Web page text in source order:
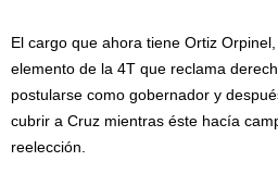
El cargo que ahora tiene Ortiz
elemento de la 4T que reclama
postularse como gobernador y
cubrir a Cruz mientras éste hacía
reelección.